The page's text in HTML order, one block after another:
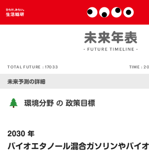
TOTAL FUTURE :17033 TIME :
未来予測の詳細
環境分野 の 政策目標
2030 年
バイオエタノール混合ガソリンやバイ